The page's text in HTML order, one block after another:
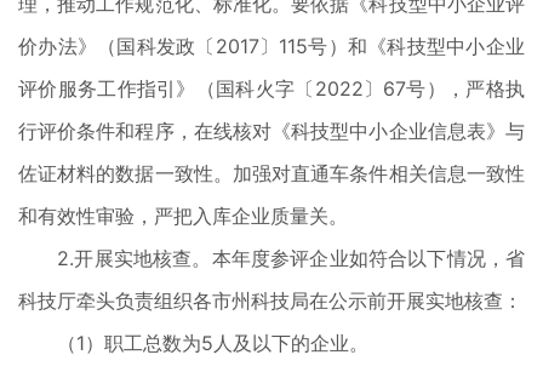
价办法》（国科发政〔2017〕115号）和《科技型中小企业
评价服务工作指引》（国科火字〔2022〕67号），严格执
行评价条件和程序，在线核对《科技型中小企业信息表》与
佐证材料的数据一致性。加强对直通车条件相关信息一致性
和有效性审验，严把入库企业质量关。
2.开展实地核查。本年度参评企业如符合以下情况，省
科技厅牵头负责组织各市州科技局在公示前开展实地核查：
（1）职工总数为5人及以下的企业。